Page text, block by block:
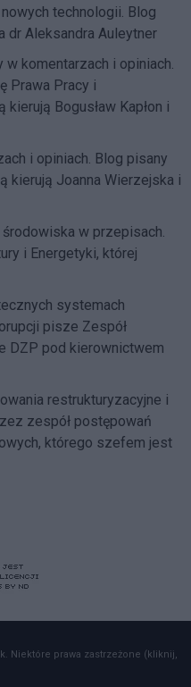
technologii. Blog
dr Aleksandra Auleytner
w komentarzach i opiniach.
Prawa Pracy i
Bogusław Kapłon i
i opiniach. Blog pisany
kierują Joanna Wierzejska i
środowiska w przepisach.
i Energetyki, której
systemach
pisze Zespół
DZP pod kierownictwem
restrukturyzacyjne i
zespół postępowań
którego szefem jest
Niektóre prawa zastrzeżone (kliknij,